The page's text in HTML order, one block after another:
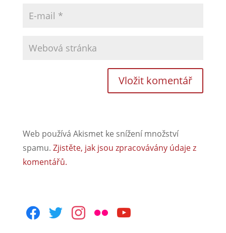
Web používá Akismet ke snížení množství
spamu. Zjistěte, jak jsou zpracovávány údaje z
komentářů.
facebooktwitterinstagram
flickr youtube